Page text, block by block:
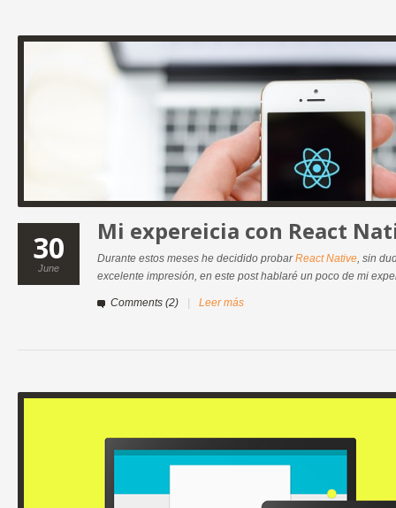
30
June
Mi expereicia con React
Durante estos meses he decidido probarReact Native, sin
excelente impresión, en este post hablaré un poco de mi
Comments (2) Leer más